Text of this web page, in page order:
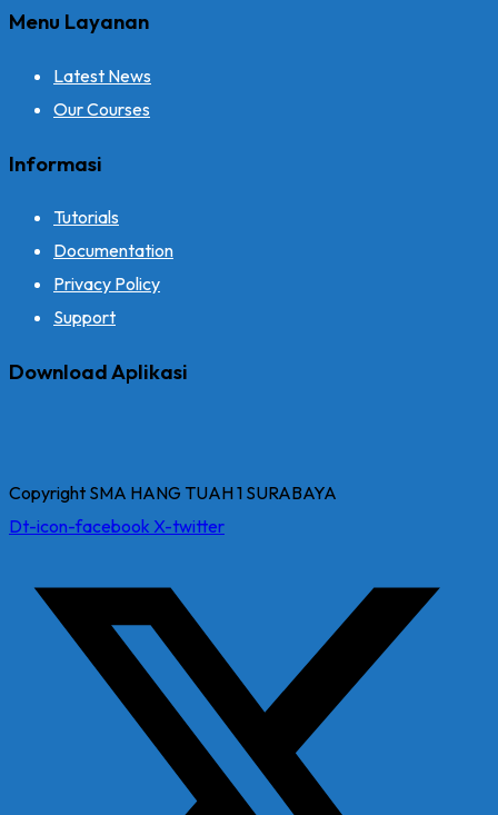
Menu Layanan
Latest News
Our Courses
Informasi
Tutorials
Documentation
Privacy Policy
Support
Download Aplikasi
Copyright SMA HANG TUAH 1 SURABAYA
Dt-icon-facebook X-twitter